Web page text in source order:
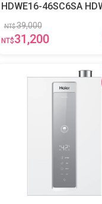
HDWE16-46SC6SA HDWE16-
46SC6SA
NT$39,000
NT$31,200